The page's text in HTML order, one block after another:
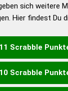
sich weitere
Hier findest Du
11 Scrabble
ECKES
10 Scrabble